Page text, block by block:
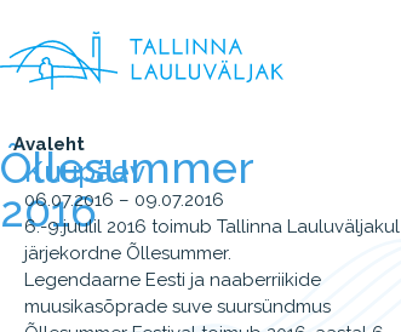
Avaleht
Õllesummer
2016
Kuupäev
06.07.2016 – 09.07.2016
6.-9.juulil 2016 toimub Tallinna Lauluväljakul
järjekordne Õllesummer.
Legendaarne Eesti ja naaberriikide
muusikasõprade suve suursündmus